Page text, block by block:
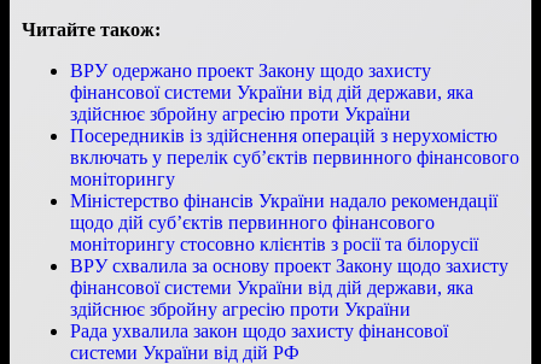
Читайте також:
ВРУ одержано проект Закону щодо захисту
фінансової системи України від дій держави, яка
здійснює збройну агресію проти України
Посередників із здійснення операцій з нерухомістю
включать у перелік суб’єктів первинного фінансового
моніторингу
Міністерство фінансів України надало рекомендації
щодо дій суб’єктів первинного фінансового
моніторингу стосовно клієнтів з росії та білорусії
ВРУ схвалила за основу проект Закону щодо захисту
фінансової системи України від дій держави, яка
здійснює збройну агресію проти України
Рада ухвалила закон щодо захисту фінансової
системи України від дій РФ